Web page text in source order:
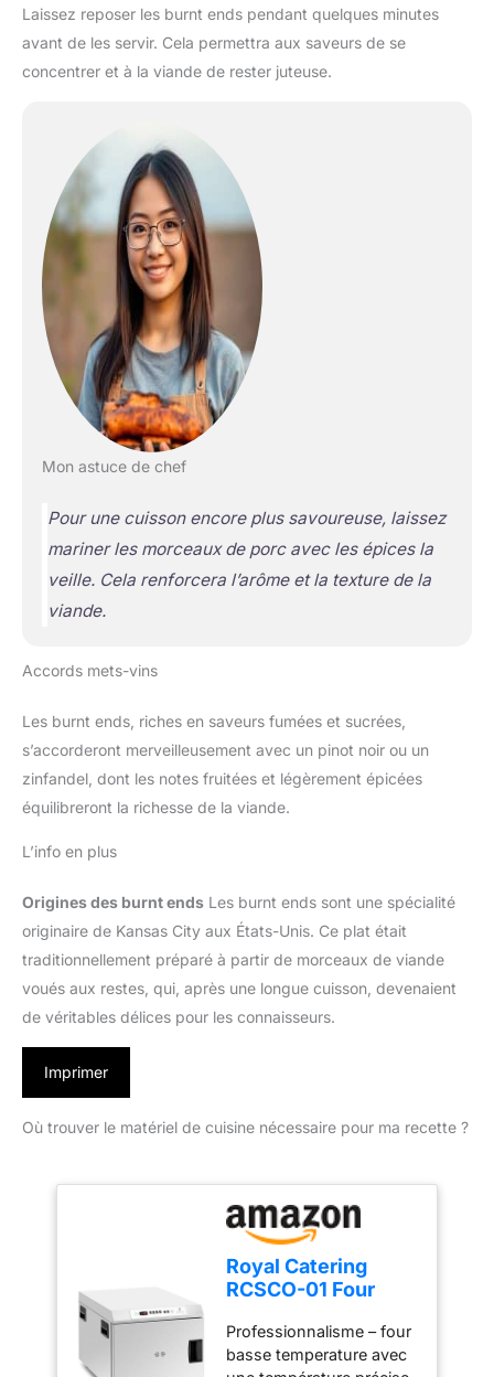
Laissez reposer les burnt ends pendant quelques minutes
avant de les servir. Cela permettra aux saveurs de se
concentrer et à la viande de rester juteuse.
Mon astuce de chef
Pour une cuisson encore plus savoureuse, laissez
mariner les morceaux de porc avec les épices la
veille. Cela renforcera l’arôme et la texture de la
viande.
Accords mets-vins
Les burnt ends, riches en saveurs fumées et sucrées,
s’accorderont merveilleusement avec un pinot noir ou un
zinfandel, dont les notes fruitées et légèrement épicées
équilibreront la richesse de la viande.
L’info en plus
Origines des burnt ends Les burnt ends sont une spécialité
originaire de Kansas City aux États-Unis. Ce plat était
traditionnellement préparé à partir de morceaux de viande
voués aux restes, qui, après une longue cuisson, devenaient
de véritables délices pour les connaisseurs.
Imprimer
Où trouver le matériel de cuisine nécessaire pour ma recette ?
Royal Catering
RCSCO-01 Four
avec sonde de
température et
Professionnalisme – four
basse temperature avec